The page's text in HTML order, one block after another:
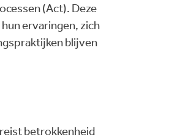
(Act). Deze
ervaringen, zich
blijven
betrokkenheid